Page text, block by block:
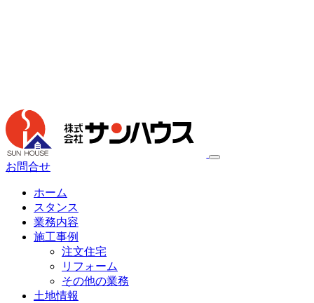
お問合せ
ホーム
スタンス
業務内容
施工事例
注文住宅
リフォーム
その他の業務
土地情報